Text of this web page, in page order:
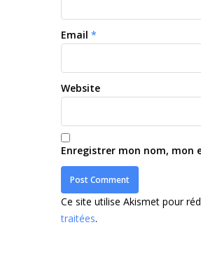
Email *
Website
Enregistrer mon nom, mon
Ce site utilise Akismet pour
traitées.